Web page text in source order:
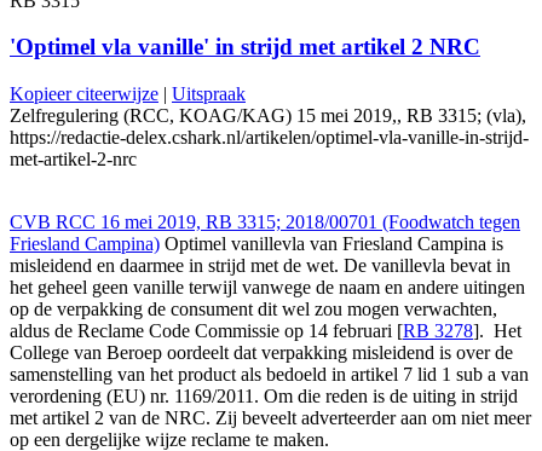
'Optimel vla vanille' in strijd met artikel 2 NRC
Kopieer citeerwijze | Uitspraak
Zelfregulering (RCC, KOAG/KAG) 15 mei 2019,, RB 3315; (vla),
https://redactie-delex.cshark.nl/artikelen/optimel-vla-vanille-in-strijd-
met-artikel-2-nrc
CVB RCC 16 mei 2019, RB 3315; 2018/00701 (Foodwatch tegen
Friesland Campina) Optimel vanillevla van Friesland Campina is
misleidend en daarmee in strijd met de wet. De vanillevla bevat in
het geheel geen vanille terwijl vanwege de naam en andere uitingen
op de verpakking de consument dit wel zou mogen verwachten,
aldus de Reclame Code Commissie op 14 februari [RB 3278]. Het
College van Beroep oordeelt dat verpakking misleidend is over de
samenstelling van het product als bedoeld in artikel 7 lid 1 sub a van
verordening (EU) nr. 1169/2011. Om die reden is de uiting in strijd
met artikel 2 van de NRC. Zij beveelt adverteerder aan om niet meer
op een dergelijke wijze reclame te maken.